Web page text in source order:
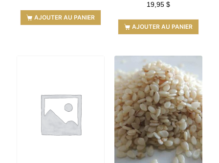
AJOUTER AU PANIER
19,95 $
AJOUTER AU PANIER